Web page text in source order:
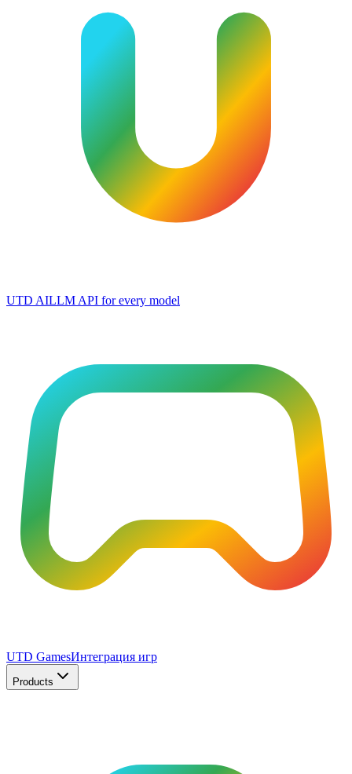
UTD AILLM API for every model
UTD GamesИнтеграция игр
Products